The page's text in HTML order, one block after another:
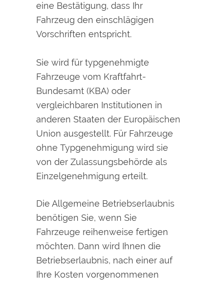
eine Bestätigung, dass Ihr
Fahrzeug den einschlägigen
Vorschriften entspricht.
Sie wird für typgenehmigte
Fahrzeuge vom Kraftfahrt-
Bundesamt (KBA) oder
vergleichbaren Institutionen in
anderen Staaten der Europäischen
Union ausgestellt. Für Fahrzeuge
ohne Typgenehmigung wird sie
von der Zulassungsbehörde als
Einzelgenehmigung erteilt.
Die Allgemeine Betriebserlaubnis
benötigen Sie, wenn Sie
Fahrzeuge reihenweise fertigen
möchten. Dann wird Ihnen die
Betriebserlaubnis, nach einer auf
Ihre Kosten vorgenommenen